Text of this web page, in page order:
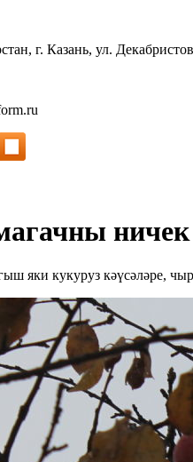
г. Казань, ул.
ничек
яки кукуруз кәүсәләре,